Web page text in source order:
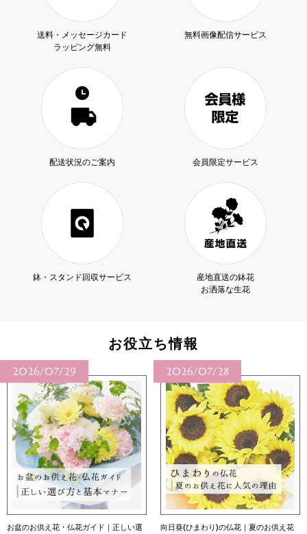
送料・メッセージカード
ラッピング無料
無料画像配信サービス
配送状況のご案内 会員限定サービス
鉢・スタンド回収サービス
産地直送の鉢花
お洒落な生花
お役立ち情報
2026/07/29
お盆のお供え花・仏花ガイド｜正しい選
2026/07/28
向日葵(ひまわり)の仏花｜夏のお供え花